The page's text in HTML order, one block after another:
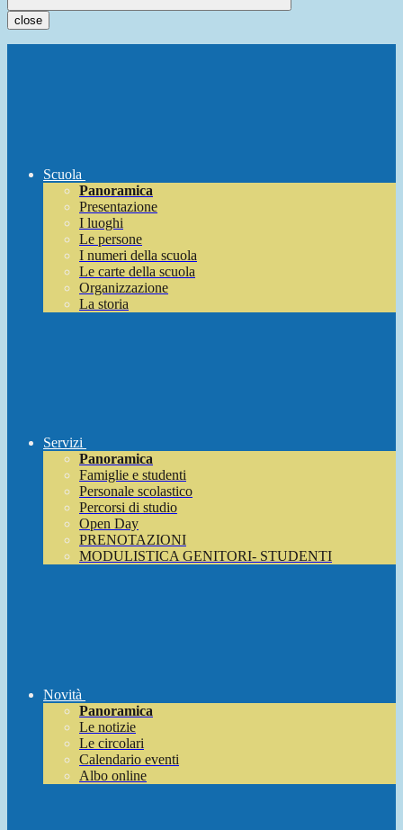
close
Scuola
Panoramica
Presentazione
I luoghi
Le persone
I numeri della scuola
Le carte della scuola
Organizzazione
La storia
Servizi
Panoramica
Famiglie e studenti
Personale scolastico
Percorsi di studio
Open Day
PRENOTAZIONI
MODULISTICA GENITORI- STUDENTI
Novità
Panoramica
Le notizie
Le circolari
Calendario eventi
Albo online